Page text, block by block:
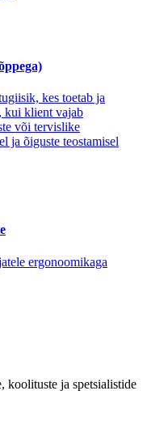
kes toetab ja
kui klient vajab
või tervislike
ja õiguste teostamisel
ergonoomikaga
koolituste ja spetsialistide